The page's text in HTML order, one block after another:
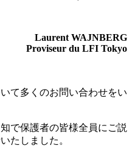
Laurent WAJNBERG
Proviseur du LFI Tokyo
て多くのお問い合わせをい
で保護者の皆様全員にご説
たしました。